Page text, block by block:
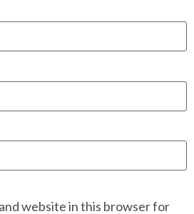
website in this browser for